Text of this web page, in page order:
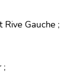
Gauche ;
;